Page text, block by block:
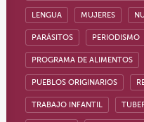
LENGUA MUJERES
PARÁSITOS PERIODISMO
PROGRAMA DE ALIMENTOS
PUEBLOS ORIGINARIOS
TRABAJO INFANTIL